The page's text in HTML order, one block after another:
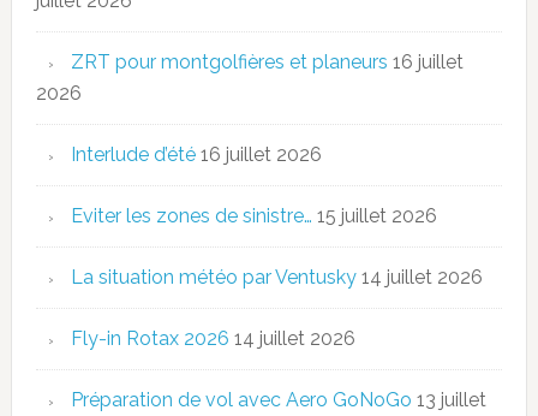
ZRT pour montgolfières et planeurs 16 juillet
2026
Interlude d’été 16 juillet 2026
Eviter les zones de sinistre… 15 juillet 2026
La situation météo par Ventusky 14 juillet 2026
Fly-in Rotax 2026 14 juillet 2026
Préparation de vol avec Aero GoNoGo 13 juillet